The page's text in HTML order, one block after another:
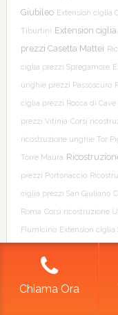
Giubileo Extension ciglia
Tiburtini Extension
prezzi Casetta Mattei
ciglia prezzi Spregamore
unghie prezzi Passoscuro
ciglia prezzi Rocca di Cave
prezzi Vitinia Corsi
ricostruzione unghie Tor
Torre Maura
prezzi Portonaccio
ciglia prezzi San Giuliano
Roma Corsi ricostruzione
Fiumicino Extension ciglia
Via del Corso Roma
Pisana Extension ciglia
Corsi ricostruzione unghie
Chiama Ora